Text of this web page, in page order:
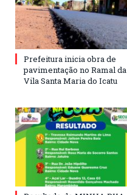
Prefeitura inicia obra de
pavimentação no Ramal da
Vila Santa Maria do Icatu